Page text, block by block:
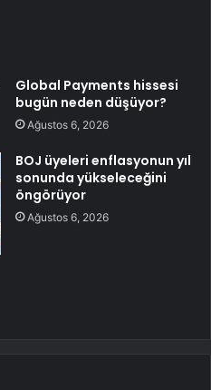
Global Payments hissesi
bugün neden düşüyor?
Ağustos 6, 2026
BOJ üyeleri enflasyonun yıl
sonunda yükseleceğini
öngörüyor
Ağustos 6, 2026